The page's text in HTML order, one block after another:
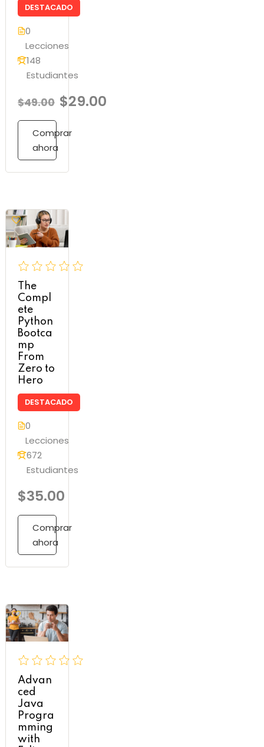
DESTACADO
0
Lecciones
148
Estudiantes
$49.00 $29.00
Comprar
ahora
The
Compl
ete
Python
Bootca
mp
From
Zero to
Hero
DESTACADO
0
Lecciones
672
Estudiantes
$35.00
Comprar
ahora
Advan
ced
Java
Progra
mming
with